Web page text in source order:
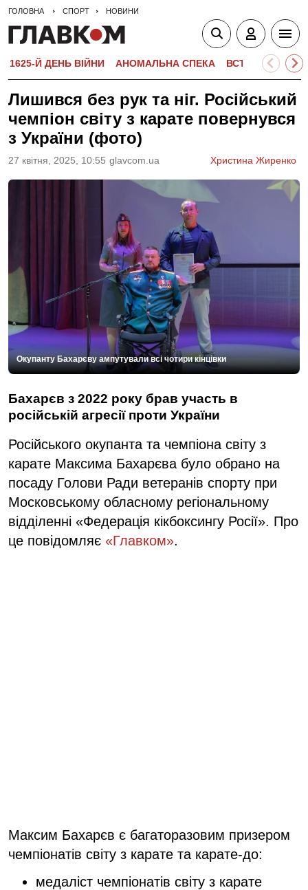
ГОЛОВНА СПОРТ НОВИНИ
1625-Й ДЕНЬ ВІЙНИ АНОМАЛЬНА СПЕКА ВСТУПНА
Лишився без рук та ніг. Російський
чемпіон світу з карате повернувся
з України (фото)
27 квiтня, 2025, 10:55 glavcom.ua Христина Жиренко
Окупанту Бахарєву ампутували всі чотири кінцівки
Бахарєв з 2022 року брав участь в
російській агресії проти України
Російського окупанта та чемпіона світу з
карате Максима Бахарєва було обрано на
посаду Голови Ради ветеранів спорту при
Московському обласному регіональному
відділенні «Федерація кікбоксингу Росії». Про
це повідомляє «Главком».
Максим Бахарєв є багаторазовим призером
чемпіонатів світу з карате та карате-до:
медаліст чемпіонатів світу з карате